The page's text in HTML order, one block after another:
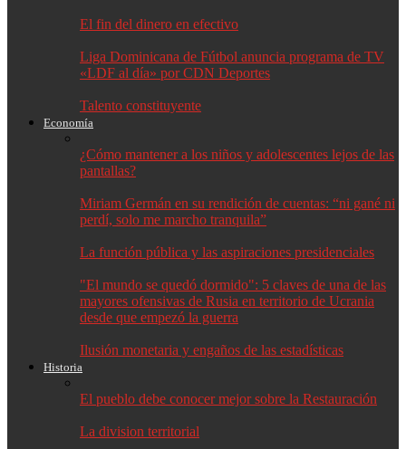
El fin del dinero en efectivo
Liga Dominicana de Fútbol anuncia programa de TV
«LDF al día» por CDN Deportes
Talento constituyente
Economía
¿Cómo mantener a los niños y adolescentes lejos de las
pantallas?
Miriam Germán en su rendición de cuentas: “ni gané ni
perdí, solo me marcho tranquila”
La función pública y las aspiraciones presidenciales
"El mundo se quedó dormido": 5 claves de una de las
mayores ofensivas de Rusia en territorio de Ucrania
desde que empezó la guerra
Ilusión monetaria y engaños de las estadísticas
Historia
El pueblo debe conocer mejor sobre la Restauración
La division territorial